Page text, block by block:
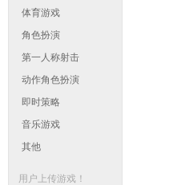
体育游戏
角色扮演
第一人称射击
动作角色扮演
即时策略
音乐游戏
其他
用户上传游戏！